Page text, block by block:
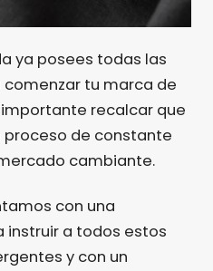
ya posees todas las
tu marca de
recalcar que
de constante
cambiante.
con una
instruir a todos estos
y con un